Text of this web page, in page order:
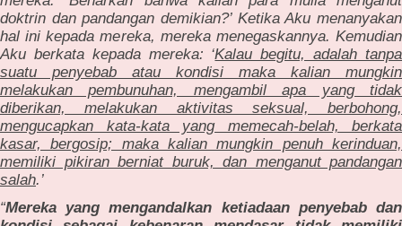
doktrin dan pandangan demikian?’ Ketika Aku menanyakan
hal ini kepada mereka, mereka menegaskannya. Kemudian
Aku berkata kepada mereka: ‘Kalau begitu, adalah tanpa
suatu penyebab atau kondisi maka kalian mungkin
melakukan pembunuhan, mengambil apa yang tidak
diberikan, melakukan aktivitas seksual, berbohong,
mengucapkan kata-kata yang memecah-belah, berkata
kasar, bergosip; maka kalian mungkin penuh kerinduan,
memiliki pikiran berniat buruk, dan menganut pandangan
salah.’
“Mereka yang mengandalkan ketiadaan penyebab dan